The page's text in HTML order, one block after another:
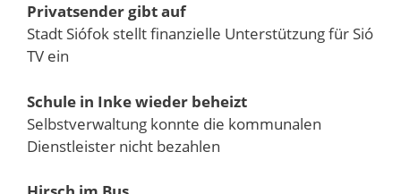
Privatsender gibt auf
Stadt Siófok stellt finanzielle Unterstützung für Sió
TV ein
Schule in Inke wieder beheizt
Selbstverwaltung konnte die kommunalen
Dienstleister nicht bezahlen